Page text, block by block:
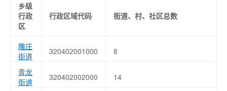
乡级
行政
区
行政区域代码 街道、村、社区总数
雕庄
街道
320402001000 8
青龙
街道
320402002000 14